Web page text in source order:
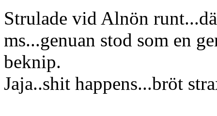
Strulade vid Alnön
ms...genuan stod som en
beknip.
Jaja..shit happens...bröt